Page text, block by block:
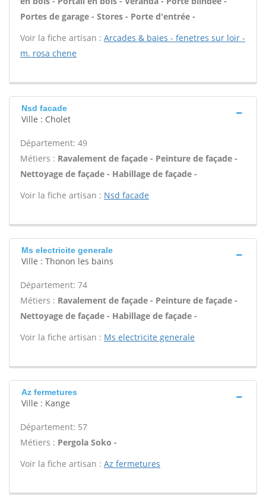
Portes de garage - Stores - Porte d'entrée -
Voir la fiche artisan : Arcades & baies - fenetres sur loir -
m. rosa chene
Nsd facade
Ville : Cholet
Département: 49
Métiers : Ravalement de façade - Peinture de façade -
Nettoyage de façade - Habillage de façade -
Voir la fiche artisan : Nsd facade
Ms electricite generale
Ville : Thonon les bains
Département: 74
Métiers : Ravalement de façade - Peinture de façade -
Nettoyage de façade - Habillage de façade -
Voir la fiche artisan : Ms electricite generale
Az fermetures
Ville : Kange
Département: 57
Métiers : Pergola Soko -
Voir la fiche artisan : Az fermetures